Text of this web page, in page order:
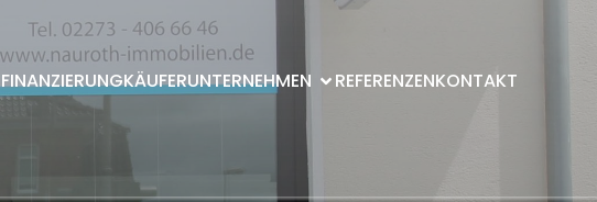
FINANZIERUNGKÄUFERUNTERNEHMEN REFERENZENKONTAKT